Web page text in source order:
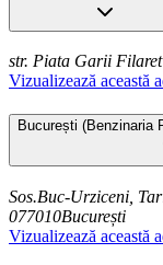
str. Piata Garii Filaret
Vizualizează această
București (Benzinaria
Sos.Buc-Urziceni,
077010București
Vizualizează această